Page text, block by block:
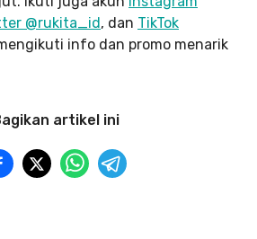
@rukita_id, dan TikTok
info dan promo menarik
artikel ini